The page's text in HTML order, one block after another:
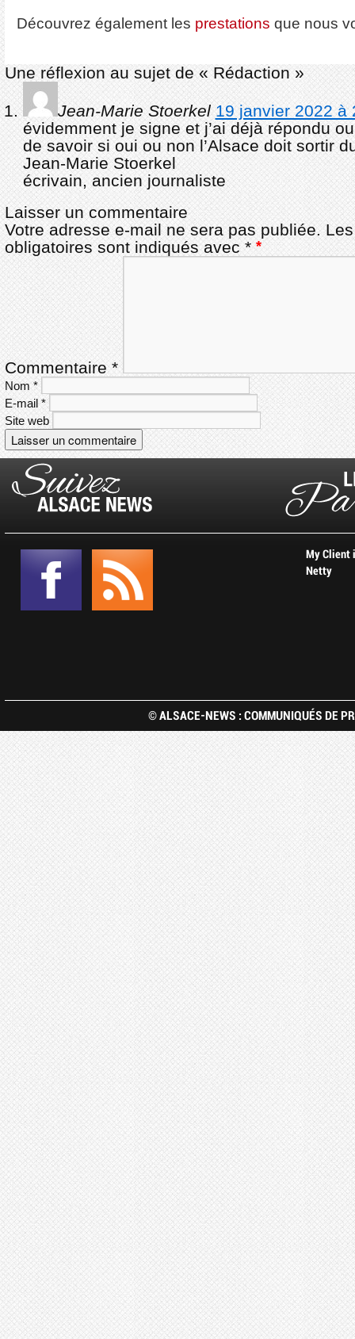
Découvrez également les prestations que nous
Une réflexion au sujet de «Rédaction »
Jean-Marie Stoerkel19 janvier 2022 à
évidemment je signe et j’ai déjà répondu
de savoir si oui ou non l’Alsace doit sortir
Jean-Marie Stoerkel
écrivain, ancien journaliste
Laisser un commentaire
Votre adresse e-mail ne sera pas publiée.
obligatoires sont indiqués avec*
Commentaire*
Nom *
E-mail *
Site web
My Client
Netty
© ALSACE-NEWS : COMMUNIQUÉS DE